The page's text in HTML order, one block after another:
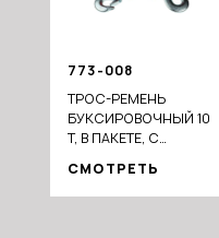
773-008
ТРОС-РЕМЕНЬ
БУКСИРОВОЧНЫЙ 10
Т, В ПАКЕТЕ, С
СМОТРЕТЬ